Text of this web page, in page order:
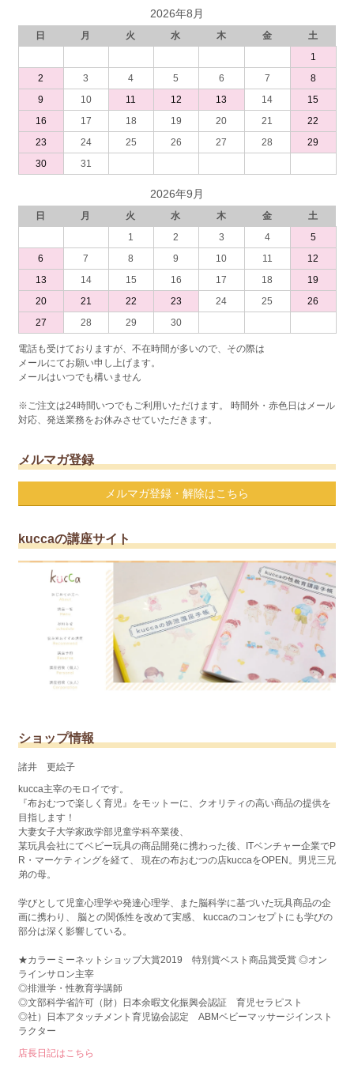
2026年8月
日 月 火 水 木 金
土
1
2
3 4 5 6 7
8
9
10 11 12 13 14
15
16
17 18 19 20 21
22
23
24 25 26 27 28
29
30
31
2026年9月
日 月 火 水 木 金
土
1
2 3 4
5
6
7 8 9 10 11
12
13
14 15 16 17 18
19
20
21 22 23 24 25
26
27
28 29 30
電話も受けておりますが、不在時間が多いので、その際は
メールにてお願い申し上げます。
メールはいつでも構いません
※ご注文は24時間いつでもご利用いただけます。 時間外・赤色日はメール
対応、発送業務をお休みさせていただきます。
メルマガ登録
メルマガ登録・解除はこちら
kuccaの講座サイト
ショップ情報
諸井 更絵子
kucca主宰のモロイです。
『布おむつで楽しく育児』をモットーに、クオリティの高い商品の提供を
目指します！
大妻女子大学家政学部児童学科卒業後、
某玩具会社にてベビー玩具の商品開発に携わった後、ITベンチャー企業でP
R・マーケティングを経て、 現在の布おむつの店kuccaをOPEN。男児三兄
弟の母。
学びとして児童心理学や発達心理学、また脳科学に基づいた玩具商品の企
画に携わり、 脳との関係性を改めて実感、 kuccaのコンセプトにも学びの
部分は深く影響している。
★カラーミーネットショップ大賞2019 特別賞ベスト商品賞受賞 ◎オン
ラインサロン主宰
◎排泄学・性教育学講師
◎文部科学省許可（財）日本余暇文化振興会認証 育児セラピスト
◎社）日本アタッチメント育児協会認定 ABMベビーマッサージインスト
ラクター
店長日記はこちら